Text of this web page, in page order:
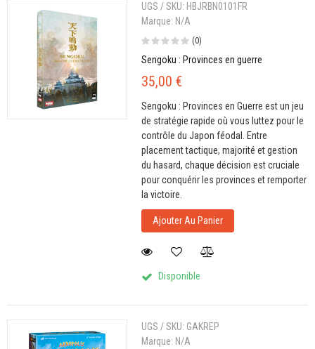
UGS / SKU: HBJRBN0101FR
Marque: N/A
(0)
Sengoku : Provinces en guerre
35,00 €
Sengoku : Provinces en Guerre est un jeu
de stratégie rapide où vous luttez pour le
contrôle du Japon féodal. Entre
placement tactique, majorité et gestion
du hasard, chaque décision est cruciale
pour conquérir les provinces et remporter
la victoire.
Ajouter Au Panier
Disponible
UGS / SKU: GAKREP
Marque: N/A